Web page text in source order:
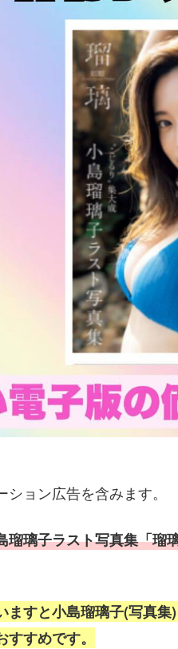
ョン広告を含みます。
瑠璃子ラスト写真集「瑠
ますと小島瑠璃子(写真
すめです。